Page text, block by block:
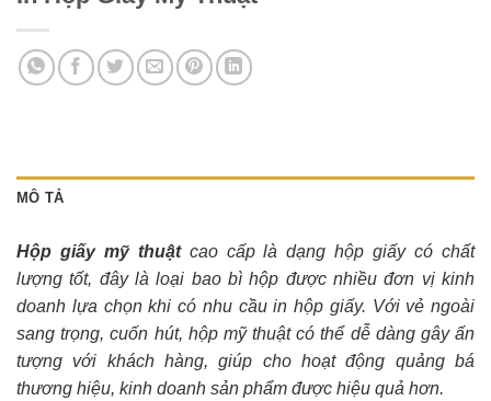
MÔ TẢ
Hộp giấy mỹ thuậtcao cấp là dạng hộp giấy có chất
lượng tốt, đây là loại bao bì hộp được nhiều đơn vị kinh
doanh lựa chọn khi có nhu cầu in hộp giấy. Với vẻ ngoài
sang trọng, cuốn hút, hộp mỹ thuật có thể dễ dàng gây ấn
tượng với khách hàng, giúp cho hoạt động quảng bá
thương hiệu, kinh doanh sản phẩm được hiệu quả hơn.